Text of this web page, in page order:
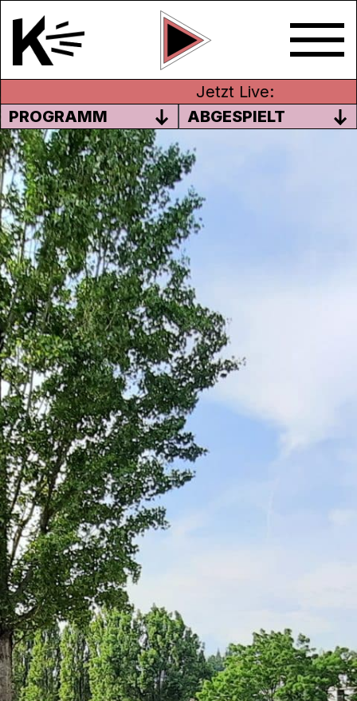
Jetzt Live:
PROGRAMM
ABGESPIELT
LIMMATTRAIL – LAUFEN ODER
HÖREN
Nutze die letzten warmen Sonnenstrahlen,
zum Beispiel am Limmatufer. Auf dem
Limmattrailführen zwei Trails am Fluss
entlang. Sie verbinden Bewegung, Spiel
und Information – auf einer Länge von
insgesamt 16 km. Zu Fuss oder mit dem
Velo. Allein oder in der Gruppe. Und wenn
du schon spazierst, kannst du auch Radio
hören:
Wir haben im Mai live vor Ort berichtet.
Folgende Podcasts kannst du dir jetzt
anhören:
Piste 52in Schlieren | Jana Heimgartner
und Shannon Hughes
Bruno Weber Parkin Dietikon | Shannon
Hughes und Jana Heimgartner
Ruheorte. Hörorteauf der Klosterhalbinsel
Wettingen inkl.Livekonzert von „What